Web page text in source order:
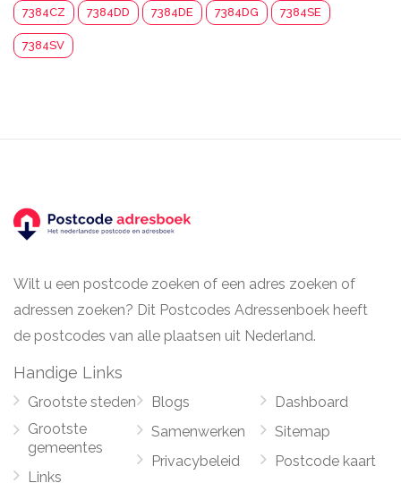
7384CZ 7384DD 7384DE 7384DG 7384SE
7384SV
Wilt u een postcode zoeken of een adres zoeken of
adressen zoeken? Dit Postcodes Adressenboek heeft
de postcodes van alle plaatsen uit Nederland.
Handige Links
Grootste steden
Grootste
gemeentes
Links
Blogs
Samenwerken
Privacybeleid
Dashboard
Sitemap
Postcode kaart